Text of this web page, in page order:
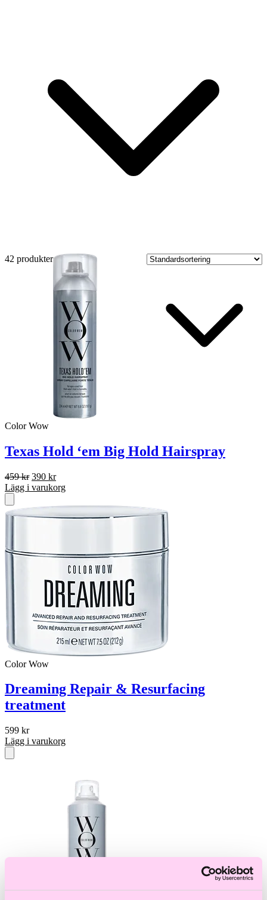
42 produkter
Color Wow
Texas Hold ‘em Big Hold Hairspray
459kr Det
ursprungliga
var:
459 kr.
390 krDet
nuvarande
är:
390 kr.
Lägg i varukorg
Color Wow
Dreaming Repair & Resurfacing
treatment
599 kr
Lägg i varukorg